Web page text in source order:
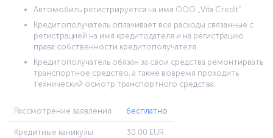
Автомобиль регистрируется на имя ООО „Vita Credit”
Кредитополучатель оплачивает все расходы связанные с
регистрацией на имя кредитодателя и на регистрацию
права собственности кредитополучателя.
Кредитополучатель обязан за свои средства ремонтирвать
транспортное средство, а также вовремя проходить
технический осмотр транспортного средства.
Рассмотрение заявления бесплатно
Кредитные каникулы 30.00 EUR